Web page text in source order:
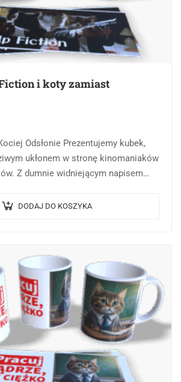
i koty zamiast
Odsłonie Prezentujemy kubek,
ukłonem w stronę kinomaniaków
Z dumnie widniejącym napisem
DODAJ DO KOSZYKA